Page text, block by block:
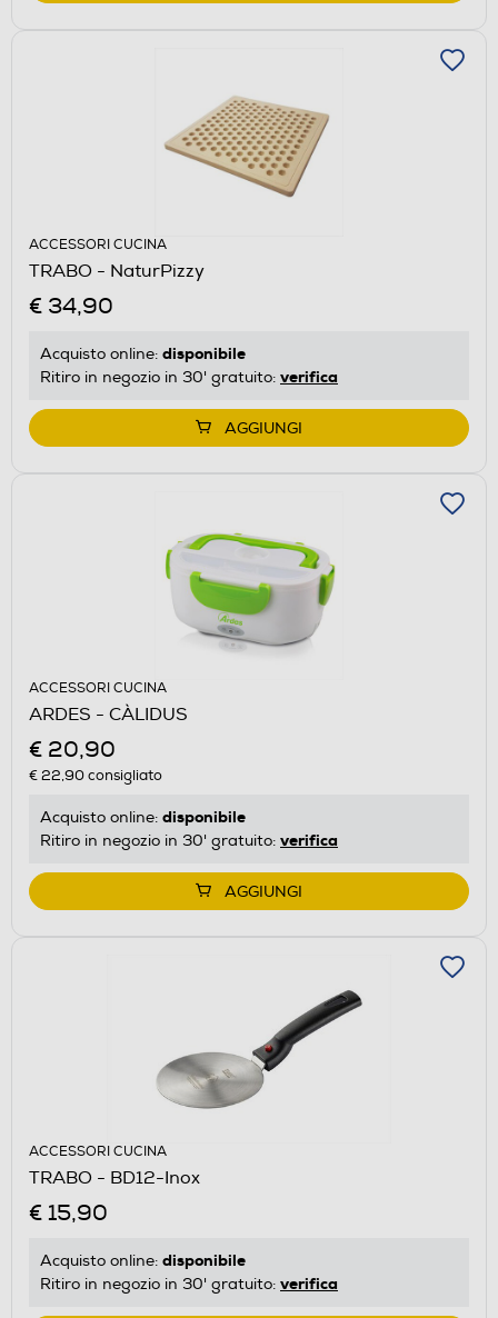
ACCESSORI CUCINA
TRABO - NaturPizzy
€ 34,90
Acquisto online: disponibile
Ritiro in negozio in 30' gratuito: verifica
AGGIUNGI
ACCESSORI CUCINA
ARDES - CÀLIDUS
€ 20,90
€ 22,90consigliato
Acquisto online: disponibile
Ritiro in negozio in 30' gratuito: verifica
AGGIUNGI
ACCESSORI CUCINA
TRABO - BD12-Inox
€ 15,90
Acquisto online: disponibile
Ritiro in negozio in 30' gratuito: verifica